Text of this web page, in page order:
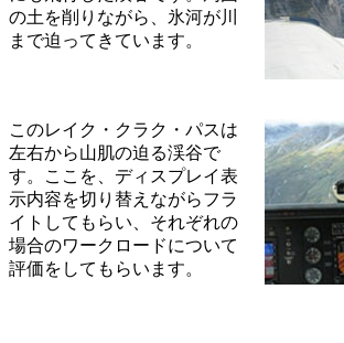
の土を削りながら、氷河が川
まで迫ってきています。
このレイク・クラク・パスは
左右から山肌の迫る渓谷で
す。ここを、ディスプレイ表
示内容を切り替えながらフラ
イトしてもらい、それぞれの
場合のワークロードについて
評価をしてもらいます。